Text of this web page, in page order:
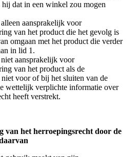
hij dat in een winkel zou mogen
aansprakelijk voor
van het product die het gevolg is
omgaan met het product die verder
in lid 1.
aansprakelijk voor
van het product als de
niet voor of bij het sluiten van de
wettelijk verplichte informatie over
heeft verstrekt.
van het herroepingsrecht door de